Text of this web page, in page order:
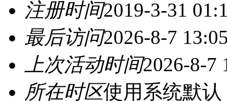
注册时间2019-3-31
最后访问2026-8-7
上次活动时间2026-8-7
所在时区使用系统默认